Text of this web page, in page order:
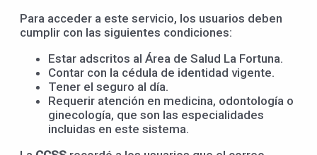
Para acceder a este servicio, los usuarios deben
cumplir con las siguientes condiciones:
Estar adscritos al Área de Salud La Fortuna.
Contar con la cédula de identidad vigente.
Tener el seguro al día.
Requerir atención en medicina, odontología o
ginecología, que son las especialidades
incluidas en este sistema.